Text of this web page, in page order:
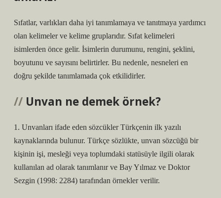
Sıfatlar, varlıkları daha iyi tanımlamaya ve tanıtmaya yardımcı
olan kelimeler ve kelime gruplarıdır. Sıfat kelimeleri
isimlerden önce gelir. İsimlerin durumunu, rengini, şeklini,
boyutunu ve sayısını belirtirler. Bu nedenle, nesneleri en
doğru şekilde tanımlamada çok etkilidirler.
Unvan ne demek örnek?
1. Unvanları ifade eden sözcükler Türkçenin ilk yazılı
kaynaklarında bulunur. Türkçe sözlükte, unvan sözcüğü bir
kişinin işi, mesleği veya toplumdaki statüsüyle ilgili olarak
kullanılan ad olarak tanımlanır ve Bay Yılmaz ve Doktor
Sezgin (1998: 2284) tarafından örnekler verilir.